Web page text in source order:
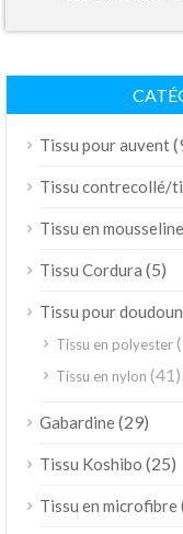
Tissu pour auvent
Tissu contrecollé/
Tissu en mousseline
Tissu Cordura (5)
Tissu pour
Tissu en polyester
Tissu en nylon (41)
Gabardine(29)
Tissu Koshibo (25)
Tissu en microfibre